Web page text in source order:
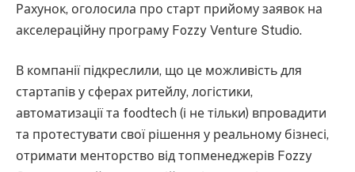
Рахунок, оголосила про старт прийому заявок на
акселераційну програму Fozzy Venture Studio.
В компанії підкреслили, що це можливість для
стартапів у сферах ритейлу, логістики,
автоматизації та foodtech (і не тільки) впровадити
та протестувати свої рішення у реальному бізнесі,
отримати менторство від топменеджерів Fozzy